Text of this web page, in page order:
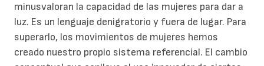
minusvaloran la capacidad de las mujeres para dar a
luz. Es un lenguaje denigratorio y fuera de lugar. Para
superarlo, los movimientos de mujeres hemos
creado nuestro propio sistema referencial. El cambio